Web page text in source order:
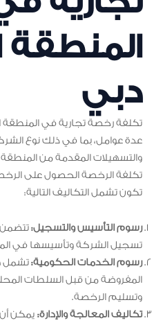
المنطقة
دبي
تكلفة رخصة تجارية في المنطقة
عدة عوامل، بما في ذلك نوع
والتسهيلات المقدمة من
تكلفة الرخصة الحصول على
تكون تشمل التكاليف التالية:
رسوم التأسيس والتسجيل:
تسجيل الشركة وتأسيسها في
رسوم الخدمات الحكومية:تشمل
المفروضة من قبل السلطات
وتسليم الرخصة.
تكاليف المعالجة والإدارة: يمكن